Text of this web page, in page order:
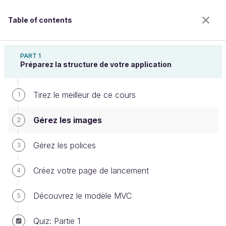
Développez une application iPhone avec le
modèle MVC
Table of contents
PART 1
Préparez la structure de votre application
1 Tirez le meilleur de ce cours
2 Gérez les images
3 Gérez les polices
4 Créez votre page de lancement
5 Découvrez le modèle MVC
Quiz: Partie 1
Gérez les images
Welcome to the 100% online school for careers with
a future.
Get free access to all the features of this course
(quizzes, videos, unlimited access to all chapters) by
creating an account.
Create an account or log in